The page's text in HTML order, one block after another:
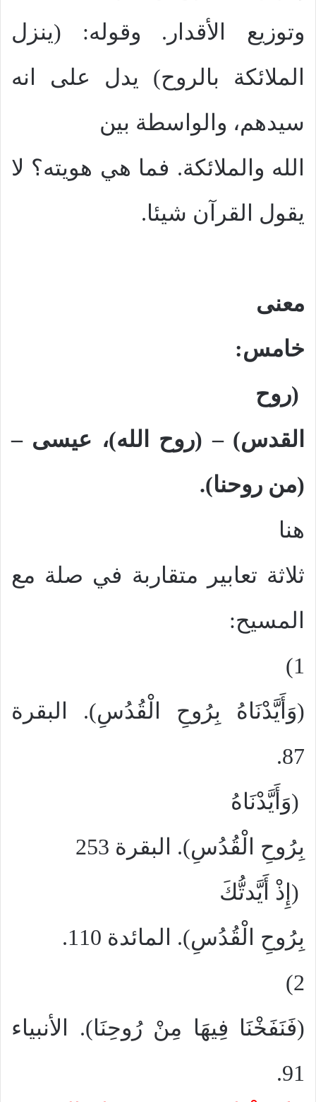
وتوزيع الأقدار. وقوله: (ينزل
الملائكة بالروح) يدل على انه
سيدهم، والواسطة بين
الله والملائكة. فما هي هويته؟ لا
يقول القرآن شيئا.
معنى
خامس:
(روح
القدس) – (روح الله)، عيسى –
(من روحنا).
هنا
ثلاثة تعابير متقاربة في صلة مع
المسيح:
1)
(وَأَيَّدْنَاهُ بِرُوحِ الْقُدُسِ). البقرة
87.
(وَأَيَّدْنَاهُ
بِرُوحِ الْقُدُسِ). البقرة 253
(إِذْ أَيَّدتُّكَ
بِرُوحِ الْقُدُسِ). المائدة 110.
2)
(فَنَفَخْنَا فِيهَا مِنْ رُوحِنَا). الأنبياء
91.